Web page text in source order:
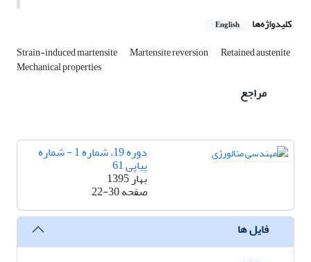
کلیدواژه‌ها English
Strain-induced martensite Martensite reversion Retained austenite
Mechanical properties
مراجع
دوره 19، شماره 1 - شماره
پیاپی 61
بهار 1395
صفحه22-30
فایل ها